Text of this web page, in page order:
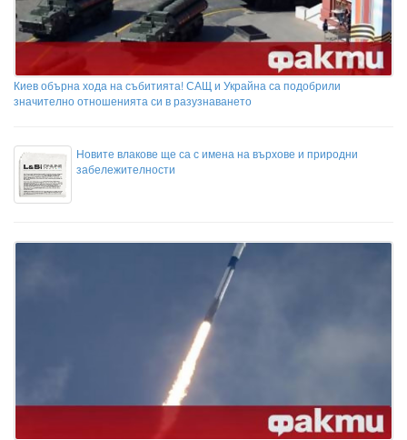
Киев обърна хода на събитията! САЩ и Украйна са подобрили
значително отношенията си в разузнаването
Новите влакове ще са с имена на върхове и природни
забележителности